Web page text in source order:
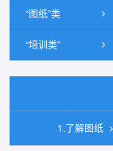
“图纸”类
“培训类”
1.了解图纸